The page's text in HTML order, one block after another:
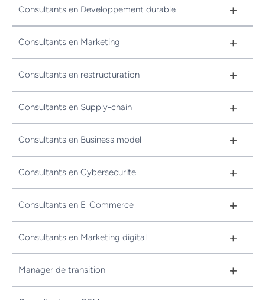
Consultants en Developpement durable +
Consultants en Marketing +
Consultants en restructuration +
Consultants en Supply-chain +
Consultants en Business model +
Consultants en Cybersecurite +
Consultants en E-Commerce +
Consultants en Marketing digital +
Manager de transition +